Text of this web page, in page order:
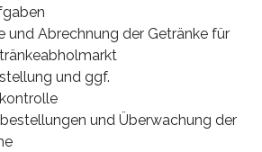
und Abrechnung der Getränke für
und ggf.
und Überwachung der